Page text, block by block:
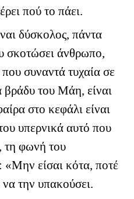
πού το πάει.
δύσκολος, πάντα
σκοτώσει άνθρωπο,
συναντά τυχαία σε
βράδυ του Μάη, είναι
στο κεφάλι είναι
υπερνικά αυτό που
τη φωνή του
«Μην είσαι κότα, ποτέ
να την υπακούσει.